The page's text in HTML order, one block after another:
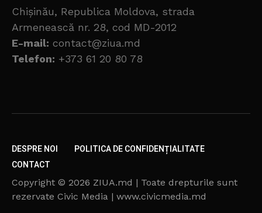
Chișinău, Republica Moldova, strada
Armenească nr. 28, cod MD-2012
E-mail: contact@ziua.md
Telefon: +373 61 20 80 78
DESPRE NOI
POLITICA DE CONFIDENȚIALITATE
CONTACT
Copyright © 2026 ZIUA.md | Toate drepturile sunt
rezervate Civic Media | www.civicmedia.md